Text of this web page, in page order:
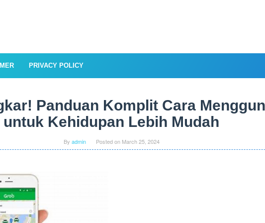
PRIVACY POLICY
Panduan Komplit Cara
untuk Kehidupan Lebih Mudah
By admin Posted on March 25, 2024